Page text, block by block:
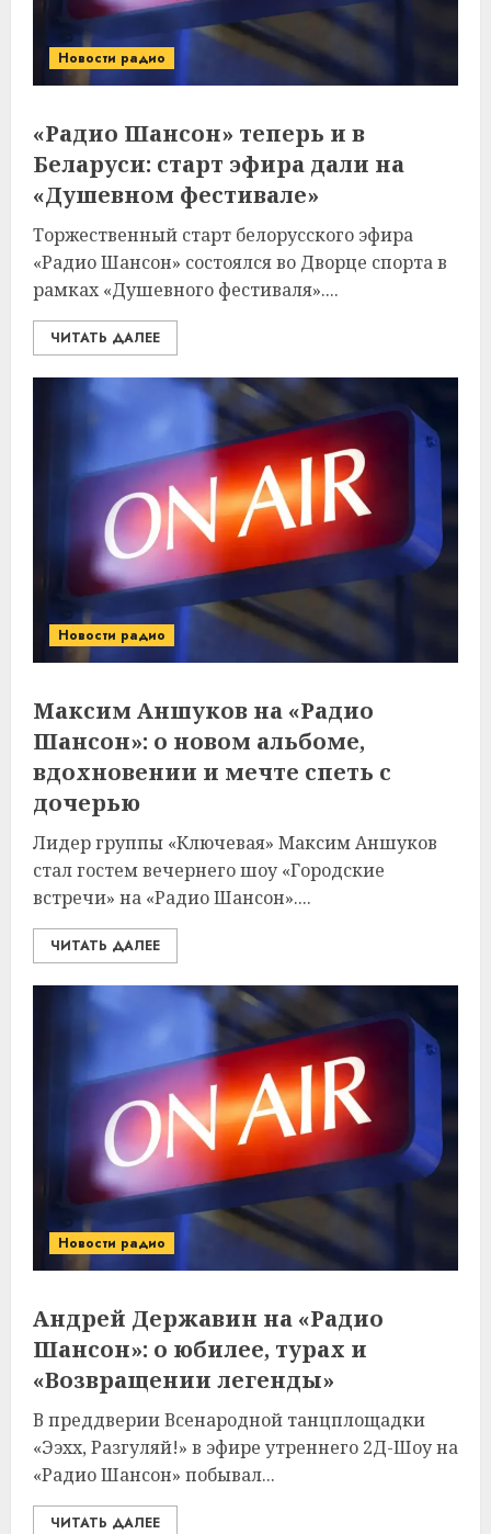
Новости радио
«Радио Шансон» теперь и в
Беларуси: старт эфира дали на
«Душевном фестивале»
Торжественный старт белорусского эфира
«Радио Шансон» состоялся во Дворце спорта в
рамках «Душевного фестиваля»....
ЧИТАТЬ ДАЛЕЕ
Новости радио
Максим Аншуков на «Радио
Шансон»: о новом альбоме,
вдохновении и мечте спеть с
дочерью
Лидер группы «Ключевая» Максим Аншуков
стал гостем вечернего шоу «Городские
встречи» на «Радио Шансон»....
ЧИТАТЬ ДАЛЕЕ
Новости радио
Андрей Державин на «Радио
Шансон»: о юбилее, турах и
«Возвращении легенды»
В преддверии Всенародной танцплощадки
«Ээхх, Разгуляй!» в эфире утреннего 2Д-Шоу на
«Радио Шансон» побывал...
ЧИТАТЬ ДАЛЕЕ